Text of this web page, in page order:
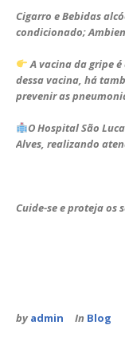
Cigarro e Bebidas
condicionado;
A vacina da gripe é
dessa vacina, há
prevenir as
O Hospital São
Alves, realizando
Cuide-se e proteja os
by admin In Blog